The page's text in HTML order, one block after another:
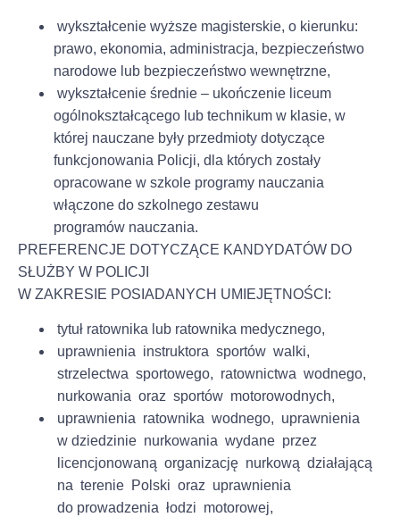
wykształcenie wyższe magisterskie, o kierunku:
prawo, ekonomia, administracja, bezpieczeństwo
narodowe lub bezpieczeństwo wewnętrzne,
wykształcenie średnie – ukończenie liceum
ogólnokształcącego lub technikum w klasie, w
której nauczane były przedmioty dotyczące
funkcjonowania Policji, dla których zostały
opracowane w szkole programy nauczania
włączone do szkolnego zestawu
programów nauczania.
PREFERENCJE DOTYCZĄCE KANDYDATÓW DO
SŁUŻBY W POLICJI
W ZAKRESIE POSIADANYCH UMIEJĘTNOŚCI:
tytuł ratownika lub ratownika medycznego,
uprawnienia instruktora sportów walki,
strzelectwa sportowego, ratownictwa wodnego,
nurkowania oraz sportów motorowodnych,
uprawnienia ratownika wodnego, uprawnienia
w dziedzinie nurkowania wydane przez
licencjonowaną organizację nurkową działającą
na terenie Polski oraz uprawnienia
do prowadzenia łodzi motorowej,